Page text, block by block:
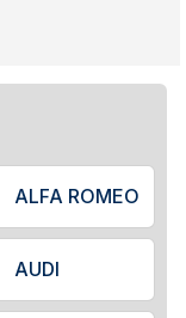
ALFA ROMEO
AUDI